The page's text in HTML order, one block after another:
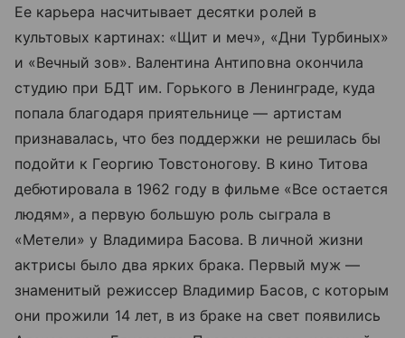
Ее карьера насчитывает десятки ролей в
культовых картинах: «Щит и меч», «Дни Турбиных»
и «Вечный зов». Валентина Антиповна окончила
студию при БДТ им. Горького в Ленинграде, куда
попала благодаря приятельнице — артистам
признавалась, что без поддержки не решилась бы
подойти к Георгию Товстоногову. В кино Титова
дебютировала в 1962 году в фильме «Все остается
людям», а первую большую роль сыграла в
«Метели» у Владимира Басова. В личной жизни
актрисы было два ярких брака. Первый муж —
знаменитый режиссер Владимир Басов, с которым
они прожили 14 лет, в из браке на свет появились